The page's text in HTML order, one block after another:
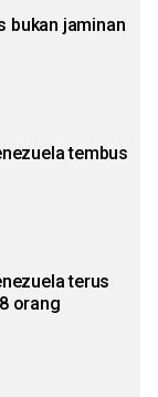
bukan jaminan
tembus
terus
orang